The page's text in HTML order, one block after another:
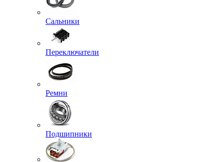
Сальники
Переключатели
Ремни
Подшипники